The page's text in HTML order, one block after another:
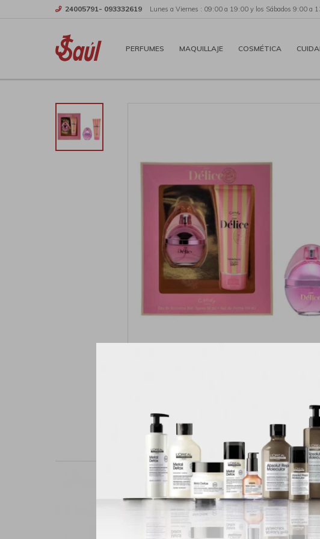
PERFUMES MAQUILLAJE COSMÉTICA
24005791- 093332619 Lunes a Viernes : 09:00 a 19:00 y los Sábados 9:00 a